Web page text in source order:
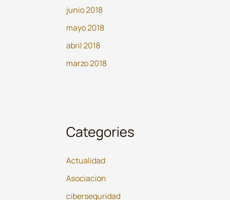
junio 2018
mayo 2018
abril 2018
marzo 2018
Categories
Actualidad
Asociacion
ciberseguridad